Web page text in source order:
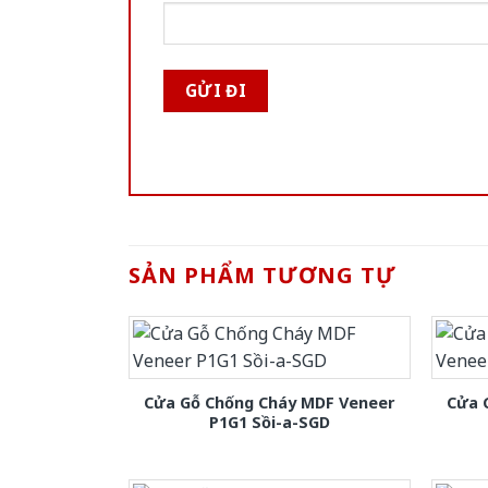
SẢN PHẨM TƯƠNG TỰ
Cửa Gỗ Chống Cháy MDF Veneer
P1G1 Sồi-a-SGD
Cửa